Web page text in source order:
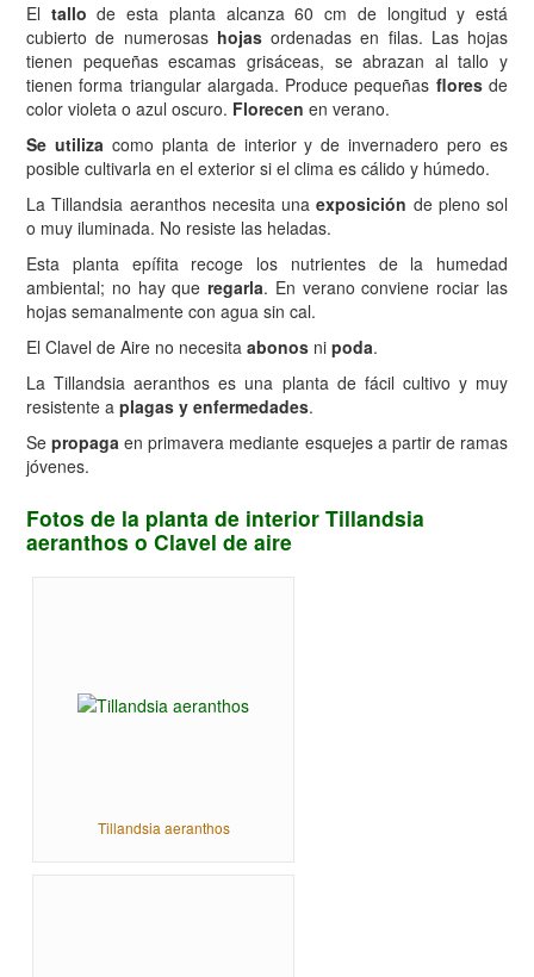
El tallo de esta planta alcanza 60 cm de longitud y está
cubierto de numerosas hojasordenadas en filas. Las hojas
tienen pequeñas escamas grisáceas, se abrazan al tallo y
tienen forma triangular alargada. Produce pequeñas floresde
color violeta o azul oscuro. Florecen en verano.
Se utilizacomo planta de interior y de invernadero pero es
posible cultivarla en el exterior si el clima es cálido y húmedo.
La Tillandsia aeranthos necesita unaexposición de pleno sol
o muy iluminada. No resiste las heladas.
Esta planta epífita recoge los nutrientes de la humedad
ambiental; no hay queregarla. En verano conviene rociar las
hojas semanalmente con agua sin cal.
El Clavel de Aire no necesita abonos ni poda.
La Tillandsia aeranthos es una planta de fácil cultivo y muy
resistente a plagas y enfermedades.
Sepropaga en primavera mediante esquejes a partir de ramas
jóvenes.
Fotos de la planta de interior Tillandsia
aeranthos o Clavel de aire
Tillandsia aeranthos